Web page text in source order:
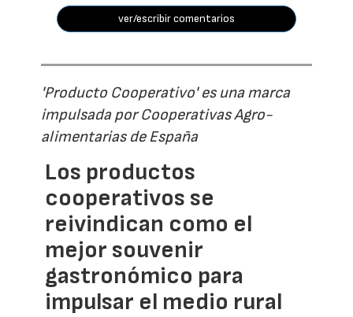
ver/escribir comentarios
'Producto Cooperativo' es una marca
impulsada por Cooperativas Agro-
alimentarias de España
Los productos
cooperativos se
reivindican como el
mejor souvenir
gastronómico para
impulsar el medio rural